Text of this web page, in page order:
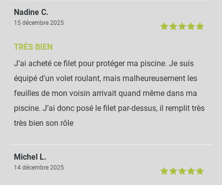
Nadine C.
15 décembre 2025
TRÈS BIEN
J’ai acheté ce filet pour protéger ma piscine. Je suis
équipé d'un volet roulant, mais malheureusement les
feuilles de mon voisin arrivait quand même dans ma
piscine. J’ai donc posé le filet par-dessus, il remplit très
très bien son rôle
Michel L.
14 décembre 2025